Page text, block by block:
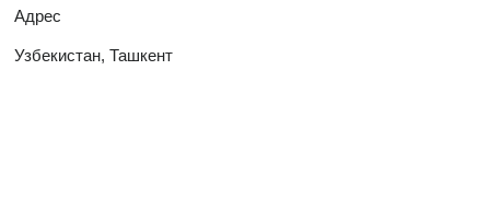
Адрес
Узбекистан, Ташкент